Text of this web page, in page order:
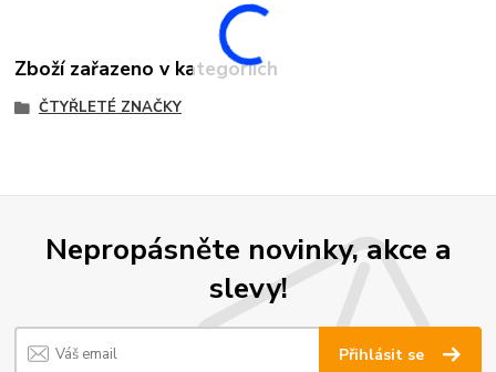
Zboží zařazeno v kategoriích
ČTYŘLETÉ ZNAČKY
Nepropásněte novinky, akce a
slevy!
Přihlásit se